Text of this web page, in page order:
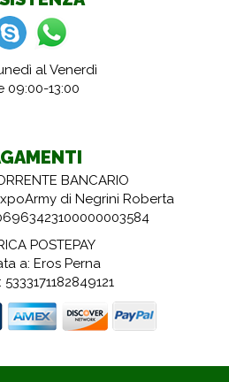
al Venerdì
09:00-13:00
BANCARIO
di Negrini Roberta
POSTEPAY
a: Eros Perna